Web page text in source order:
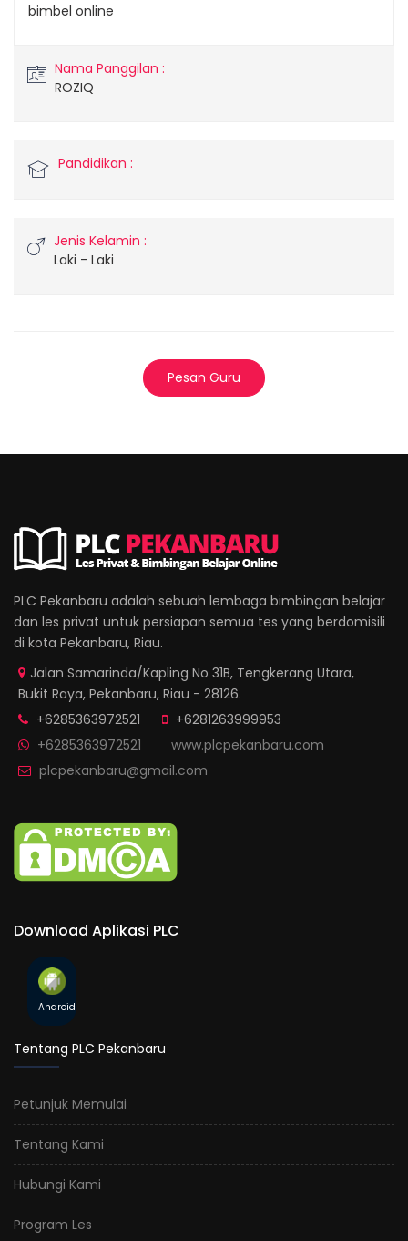
bimbel online
Nama Panggilan :
ROZIQ
Pandidikan :
Jenis Kelamin :
Laki - Laki
Pesan Guru
PLC Pekanbaru adalah sebuah lembaga bimbingan belajar
dan les privat untuk persiapan semua tes yang berdomisili
di kota Pekanbaru, Riau.
Jalan Samarinda/Kapling No 31B, Tengkerang Utara,
Bukit Raya, Pekanbaru, Riau - 28126.
+6285363972521
+6281263999953
+6285363972521
www.plcpekanbaru.com
plcpekanbaru@gmail.com
Download Aplikasi PLC
Android
Tentang PLC Pekanbaru
Petunjuk Memulai
Tentang Kami
Hubungi Kami
Program Les